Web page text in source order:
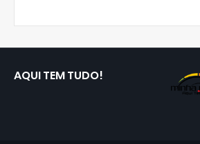
AQUI TEM TUDO!